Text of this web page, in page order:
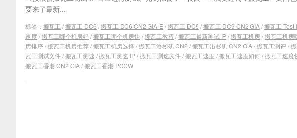
要来了最新...
标签： 搬瓦工 /搬瓦工 DC6 /搬瓦工 DC6 CN2 GIA-E /搬瓦工 DC9 /搬瓦工 DC9 CN2 GIA/搬瓦工 Test
速度/搬瓦工哪个机房好/搬瓦工哪个机房快/搬瓦工教程 /搬瓦工最新测试 IP/搬瓦工机房/搬瓦工机房
房排序/搬瓦工机房推荐/搬瓦工机房选择 /搬瓦工洛杉矶 CN2 /搬瓦工洛杉矶 CN2 GIA/搬瓦工测评/
瓦工测试文件/搬瓦工测速 /搬瓦工测速 IP/搬瓦工测速文件/搬瓦工速度/搬瓦工速度如何/搬瓦工速度
搬瓦工香港 CN2 GIA/搬瓦工香港 PCCW